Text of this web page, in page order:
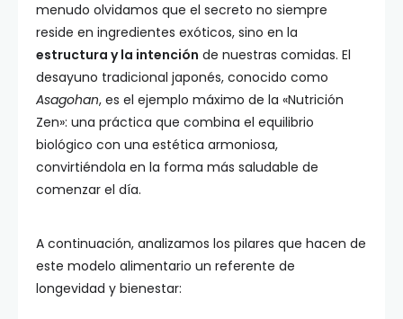
menudo olvidamos que el secreto no siempre
reside en ingredientes exóticos, sino en la
estructura y la intención de nuestras comidas. El
desayuno tradicional japonés, conocido como
Asagohan, es el ejemplo máximo de la «Nutrición
Zen»: una práctica que combina el equilibrio
biológico con una estética armoniosa,
convirtiéndola en la forma más saludable de
comenzar el día.
A continuación, analizamos los pilares que hacen de
este modelo alimentario un referente de
longevidad y bienestar: